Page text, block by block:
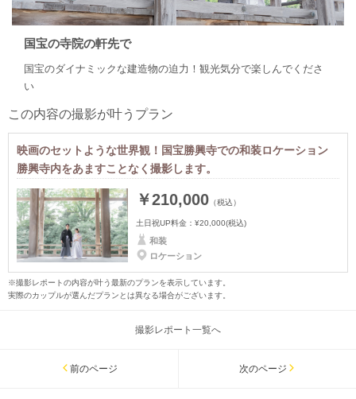
国宝の寺院の軒先で
国宝のダイナミックな建造物の迫力！観光気分で楽しんでくださ
い
この内容の撮影が叶うプラン
映画のセットような世界観！国宝勝興寺での和装ロケーション
勝興寺内をあますことなく撮影します。
￥210,000 （税込）
土日祝UP料金： ¥20,000(税込)
和装
ロケーション
※撮影レポートの内容が叶う最新のプランを表示しています。
実際のカップルが選んだプランとは異なる場合がございます。
撮影レポート一覧へ
前のページ 次のページ